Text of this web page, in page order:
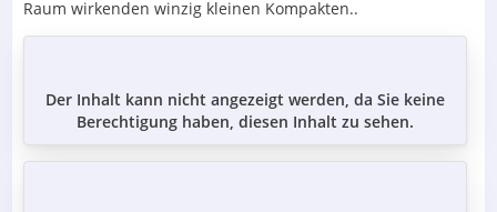
Raum wirkenden winzig kleinen Kompakten..
Der Inhalt kann nicht angezeigt werden, da Sie keine
Berechtigung haben, diesen Inhalt zu sehen.